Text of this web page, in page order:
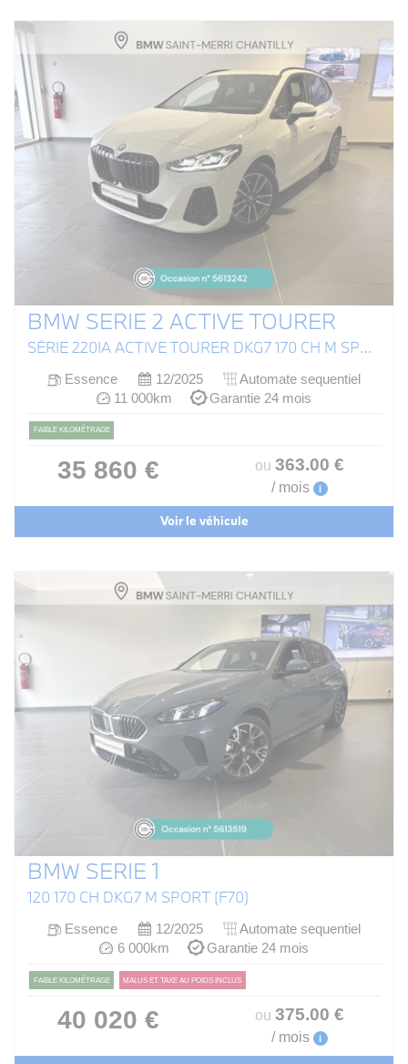
BMW SERIE 2 ACTIVE TOURER
SÉRIE 220IA ACTIVE TOURER DKG7 170 CH M SPORT (U06)
Essence 12/2025
Automate sequentiel
11 000km
Garantie 24 mois
FAIBLE KILOMÉTRAGE
35 860 € ou 363.00 €
/ mois i
Voir le véhicule
BMW SERIE 1
120 170 CH DKG7 M SPORT (F70)
Essence 12/2025
Automate sequentiel
6 000km
Garantie 24 mois
FAIBLE KILOMÉTRAGE MALUS ET TAXE AU POIDS INCLUS
40 020 € ou 375.00 €
/ mois i